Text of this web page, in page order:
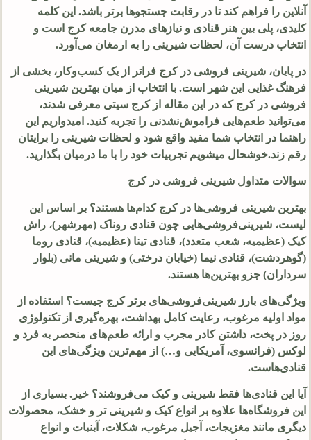
آنلاین را فراهم کند تا در رقابت جستجوها برتر باشد. این کلمه
کلیدی، پلی بین هنر قنادی و نیازهای مدرن جامعه کرج است و
انتخاب درست آن، لحظات شیرینی را به ارمغان می‌آورد.
در پایان، شیرینی فروشی در کرج فراتر از یک کسب‌وکار، بخشی از
فرهنگ غذایی این شهر است. با انتخاب از میان بهترین شیرینی
فروشی در کرج که در این مقاله از کرج سیتی معرفی شدند،
می‌توانید طعم‌هایی فراموش‌نشدنی را تجربه کنید. امیدواریم این
راهنما در انتخاب شما مفید واقع شود و لحظات شیرینی را برایتان
رقم زند.خوشحال میشویم تجربیات خود را با ما درمیان بگذارید.
سوالات متداول شیرینی فروشی در کرج
بهترین شیرینی فروشی‌ها در کرج کدام‌ها هستند؟ بر اساس این
لیست، شیرینی‌فروشی‌هایی چون قنادی روناک (مهرشهر)، راش
کیک (عظیمیه، شعب متعدد)، قنادی تینا (عظیمیه)، قنادی روما
(گوهردشت)، قنادی نیما (خیابان درختی) و شیرینی مانی (بلوار
سرداران) جزو بهترین‌ها هستند.
ویژگی‌های بارز شیرینی‌فروشی‌های برتر کرج چیست؟ استفاده از
مواد اولیه مرغوب، رعایت کامل بهداشت، بهره‌گیری از تکنولوژی
روز در پخت، داشتن کادر مجرب و ارائه طعم‌های منحصر به فرد و
لوکس (فرانسوی، آمریکایی و…) از مهم‌ترین ویژگی‌های این
قنادی‌هاست.
آیا این قنادی‌ها فقط شیرینی و کیک می‌فروشند؟ خیر. بسیاری از
این فروشگاه‌ها علاوه بر انواع کیک و شیرینی تر و خشک، محصولات
دیگری مانند مغزیجات، آجیل مرغوب، شکلات، آبنبات و انواع